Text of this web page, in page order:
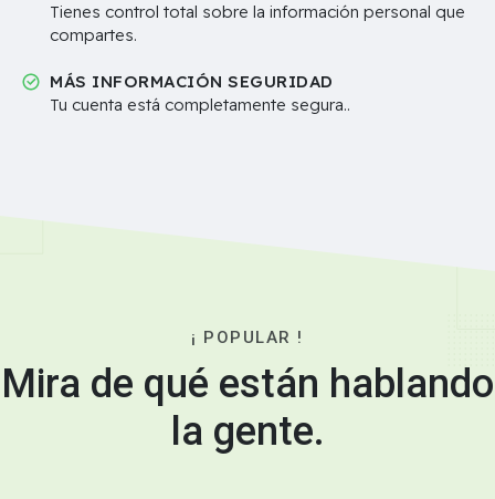
Tienes control total sobre la información personal que
compartes.
MÁS INFORMACIÓN SEGURIDAD
Tu cuenta está completamente segura..
¡ POPULAR !
Mira de qué están hablando
la gente.